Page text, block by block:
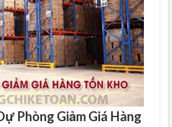
Phòng Giảm Giá Hàng